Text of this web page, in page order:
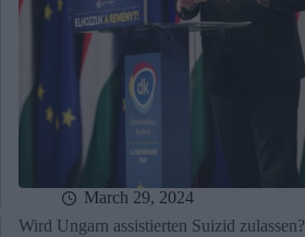
March 29, 2024
Wird Ungarn assistierten Suizid zulassen?